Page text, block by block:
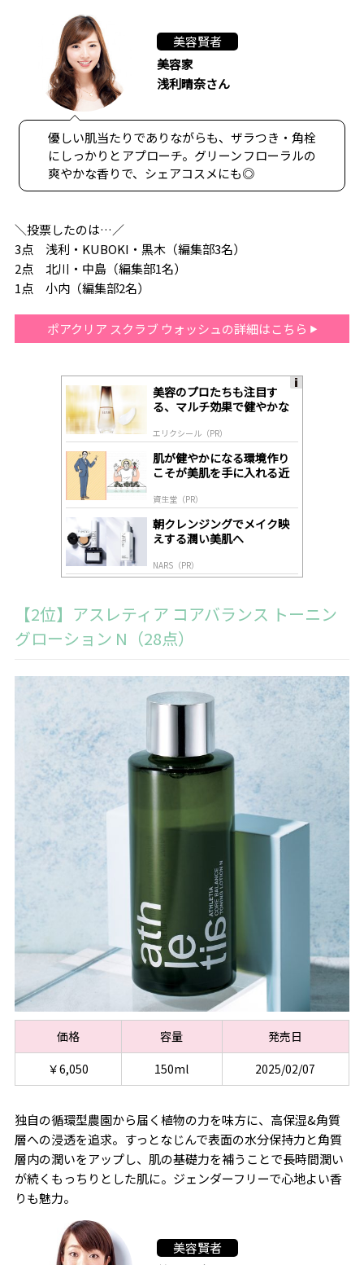
美容賢者
美容家
浅利晴奈さん
優しい肌当たりでありながらも、ザラつき・角栓
にしっかりとアプローチ。グリーンフローラルの
爽やかな香りで、シェアコスメにも◎
＼投票したのは…／
3点 浅利・KUBOKI・黒木（編集部3名）
2点 北川・中島（編集部1名）
1点 小内（編集部2名）
ポアクリア スクラブ ウォッシュの詳細はこちら
美容のプロたちも注目す
る、マルチ効果で健やかな
エリクシール（PR）
肌が健やかになる環境作り
こそが美肌を手に入れる近
資生堂（PR）
朝クレンジングでメイク映
えする潤い美肌へ
NARS（PR）
【2位】アスレティア コアバランス トーニン
グローション N（28点）
価格 容量
発売日
￥6,050
150ml 2025/02/07
独自の循環型農園から届く植物の力を味方に、高保湿&角質
層への浸透を追求。すっとなじんで表面の水分保持力と角質
層内の潤いをアップし、肌の基礎力を補うことで長時間潤い
が続くもっちりとした肌に。ジェンダーフリーで心地よい香
りも魅力。
美容賢者